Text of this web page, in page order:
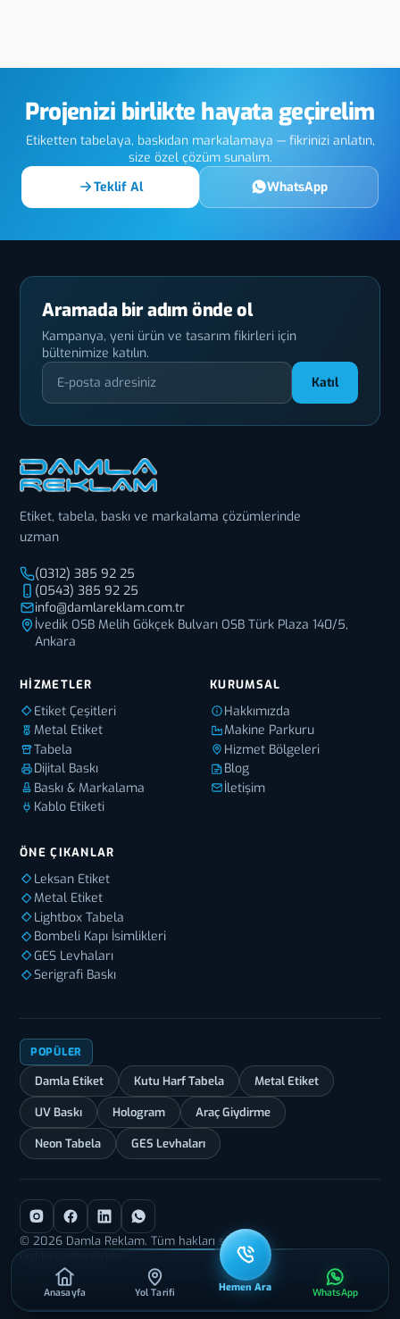
Baskı
Projenizi birlikte hayata geçirelim
Etiketten tabelaya, baskıdan markalamaya — fikrinizi anlatın,
size özel çözüm sunalım.
Teklif Al
WhatsApp
Aramada bir adım önde ol
Kampanya, yeni ürün ve tasarım fikirleri için
bültenimize katılın.
Katıl
Etiket, tabela, baskı ve markalama çözümlerinde
uzman
(0312) 385 92 25
(0543) 385 92 25
info@damlareklam.com.tr
İvedik OSB Melih Gökçek Bulvarı OSB Türk Plaza 140/5,
Ankara
HIZMETLER
Etiket Çeşitleri
Metal Etiket
Tabela
Dijital Baskı
Baskı & Markalama
Kablo Etiketi
KURUMSAL
Hakkımızda
Makine Parkuru
Hizmet Bölgeleri
Blog
İletişim
ÖNE ÇIKANLAR
Leksan Etiket
Metal Etiket
Lightbox Tabela
Bombeli Kapı İsimlikleri
GES Levhaları
Serigrafi Baskı
POPÜLER
Damla Etiket Kutu Harf Tabela Metal Etiket
UV Baskı Hologram Araç Giydirme
Neon Tabela GES Levhaları
© 2026 Damla Reklam. Tüm hakları saklıdır.
Gizlilik
Anasayfa Yol Tarifi Hemen Ara WhatsApp